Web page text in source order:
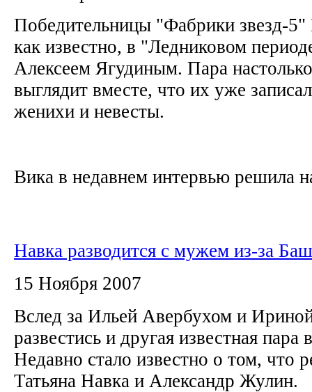
Победительницы "Фабрики звезд-5"
как известно, в "Ледниковом
Алексеем Ягудиным. Пара
выглядит вместе, что их уже
женихи и невесты.
Вика в недавнем интервью решила
Навка разводится с мужем из-за
15 Ноября 2007
Вслед за Ильей Авербухом и
развестись и другая известная
Недавно стало известно о том, что
Татьяна Навка и Александр Жулин.